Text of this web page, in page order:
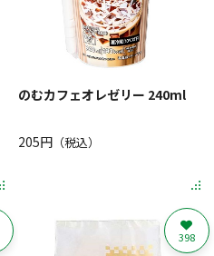
のむカフェオレゼリー 240ml
205円（税込）
398